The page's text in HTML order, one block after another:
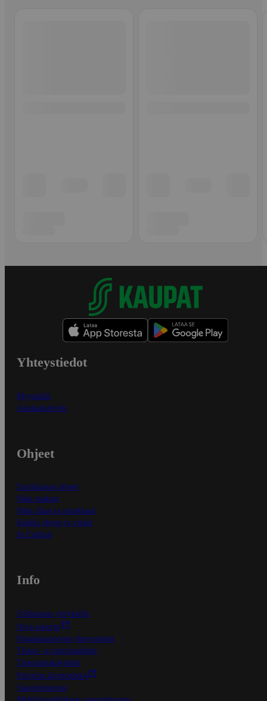
Yhteystiedot
Myymälät
Asiakaspalvelu
Ohjeet
Ensitilaajan ohjeet
Näin maksat
Näin tilaat ja muokkaat
Kaikki ohjeet ja vinkit
In English
Info
S-Business yrityksille
Oiva-raportit
Osuuskauppojen yhteystiedot
Tilaus- ja toimitusehdot
Tietosuojakäytäntö
Palvelun käyttöehdot
Saavutettavuus